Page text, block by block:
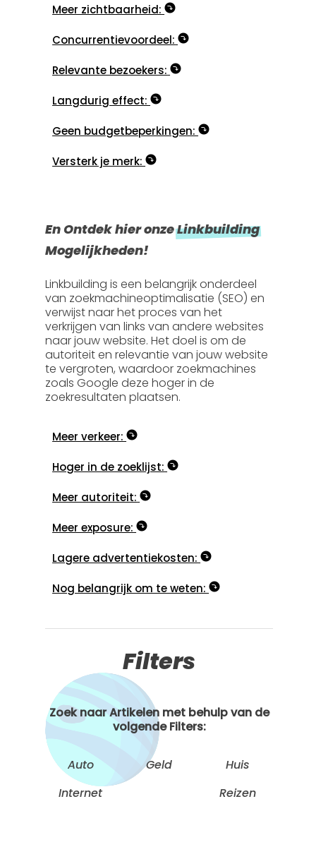
Meer zichtbaarheid:
Concurrentievoordeel:
Relevante bezoekers:
Langdurig effect:
Geen budgetbeperkingen:
Versterk je merk:
En Ontdek hier onzeLinkbuilding
Mogelijkheden!
Linkbuilding is een belangrijk onderdeel
van zoekmachineoptimalisatie (SEO) en
verwijst naar het proces van het
verkrijgen van links van andere websites
naar jouw website. Het doel is om de
autoriteit en relevantie van jouw website
te vergroten, waardoor zoekmachines
zoals Google deze hoger in de
zoekresultaten plaatsen.
Meer verkeer:
Hoger in de zoeklijst:
Meer autoriteit:
Meer exposure:
Lagere advertentiekosten:
Nog belangrijk om te weten:
Filters
Zoek naar Artikelen met behulp van de
volgende Filters:
Auto Geld
Huis
Internet
Reizen